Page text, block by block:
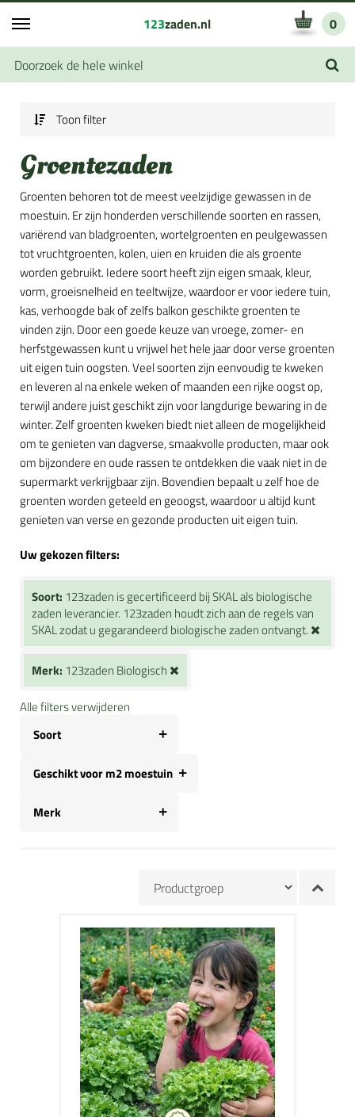
123zaden.nl 0
Toon filter
Groentezaden
Groenten behoren tot de meest veelzijdige gewassen in de
moestuin. Er zijn honderden verschillende soorten en rassen,
variërend van bladgroenten, wortelgroenten en peulgewassen
tot vruchtgroenten, kolen, uien en kruiden die als groente
worden gebruikt. Iedere soort heeft zijn eigen smaak, kleur,
vorm, groeisnelheid en teeltwijze, waardoor er voor iedere tuin,
kas, verhoogde bak of zelfs balkon geschikte groenten te
vinden zijn. Door een goede keuze van vroege, zomer- en
herfstgewassen kunt u vrijwel het hele jaar door verse groenten
uit eigen tuin oogsten. Veel soorten zijn eenvoudig te kweken
en leveren al na enkele weken of maanden een rijke oogst op,
terwijl andere juist geschikt zijn voor langdurige bewaring in de
winter. Zelf groenten kweken biedt niet alleen de mogelijkheid
om te genieten van dagverse, smaakvolle producten, maar ook
om bijzondere en oude rassen te ontdekken die vaak niet in de
supermarkt verkrijgbaar zijn. Bovendien bepaalt u zelf hoe de
groenten worden geteeld en geoogst, waardoor u altijd kunt
genieten van verse en gezonde producten uit eigen tuin.
Uw gekozen filters:
Soort: 123zaden is gecertificeerd bij SKAL als biologische
zaden leverancier. 123zaden houdt zich aan de regels van
SKAL zodat u gegarandeerd biologische zaden ontvangt.
Merk: 123zaden Biologisch
Alle filters verwijderen
Soort
Geschikt voor m2 moestuin
Merk